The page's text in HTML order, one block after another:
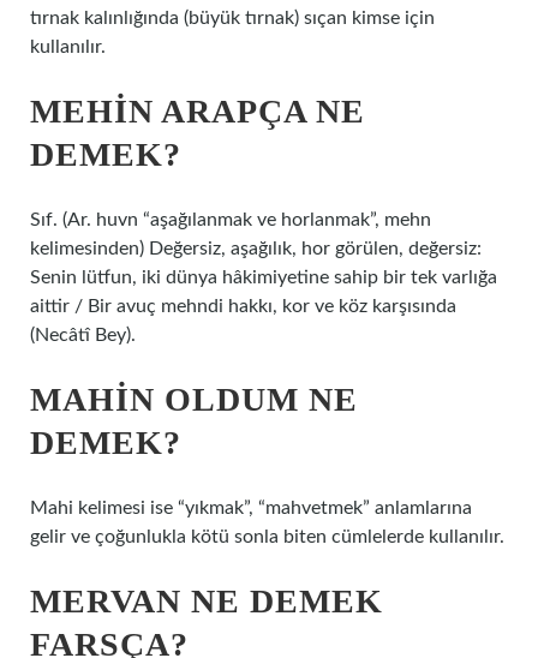
tırnak kalınlığında (büyük tırnak) sıçan kimse için
kullanılır.
MEHIN ARAPÇA NE
DEMEK?
Sıf. (Ar. huvn “aşağılanmak ve horlanmak”, mehn
kelimesinden) Değersiz, aşağılık, hor görülen, değersiz:
Senin lütfun, iki dünya hâkimiyetine sahip bir tek varlığa
aittir / Bir avuç mehndi hakkı, kor ve köz karşısında
(Necâtî Bey).
MAHIN OLDUM NE
DEMEK?
Mahi kelimesi ise “yıkmak”, “mahvetmek” anlamlarına
gelir ve çoğunlukla kötü sonla biten cümlelerde kullanılır.
MERVAN NE DEMEK
FARSÇA?